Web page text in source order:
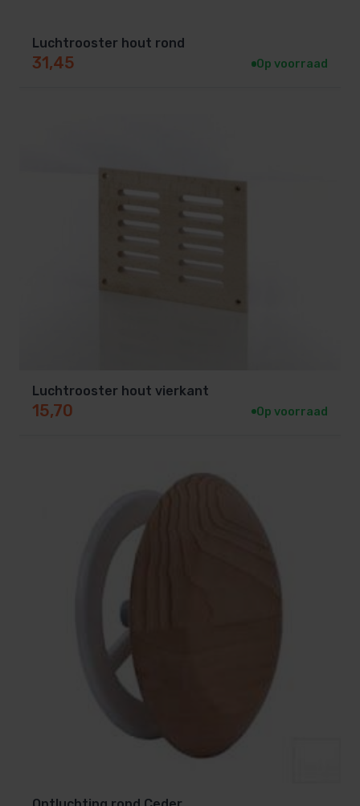
Luchtrooster hout rond
31,45 Op voorraad
Luchtrooster hout vierkant
15,70 Op voorraad